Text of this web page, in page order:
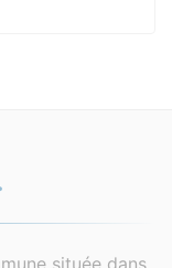
située dans